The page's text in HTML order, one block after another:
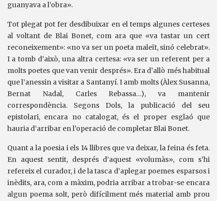
guanyava a l’obra».
Tot plegat pot fer desdibuixar en el temps algunes certeses
al voltant de Blai Bonet, com ara que «va tastar un cert
reconeixement»: «no va ser un poeta maleït, sinó celebrat».
I a tomb d’això, una altra certesa: «va ser un referent per a
molts poetes que van venir després». Era d’allò més habitual
que l’anessin a visitar a Santanyí. I amb molts (Àlex Susanna,
Bernat Nadal, Carles Rebassa…), va mantenir
correspondència. Segons Dols, la publicació del seu
epistolari, encara no catalogat, és el proper esglaó que
hauria d’arribar en l’operació de completar Blai Bonet.
Quant a la poesia i els 14 llibres que va deixar, la feina és feta.
En aquest sentit, després d’aquest «volumàs», com s’hi
refereix el curador, i de la tasca d’aplegar poemes esparsos i
inèdits, ara, com a màxim, podria arribar a trobar-se encara
algun poema solt, però difícilment més material amb prou